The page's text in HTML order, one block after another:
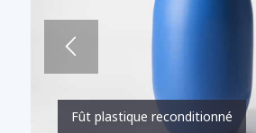
Fût plastique reconditionné